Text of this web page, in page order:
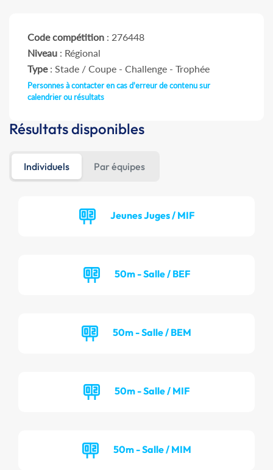
Code compétition : 276448
Niveau : Régional
Type: Stade / Coupe - Challenge - Trophée
Personnes à contacter en cas d'erreur de contenu sur
calendrier ou résultats
Résultats disponibles
Individuels Par équipes
Jeunes Juges / MIF
50m - Salle / BEF
50m - Salle / BEM
50m - Salle / MIF
50m - Salle / MIM